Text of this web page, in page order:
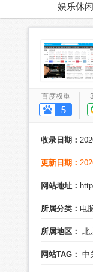
娱乐休闲
百度权重
收录日期：
更新日期：
网站地址：
所属分类： 电
所属地区： 北
网站TAG： 中